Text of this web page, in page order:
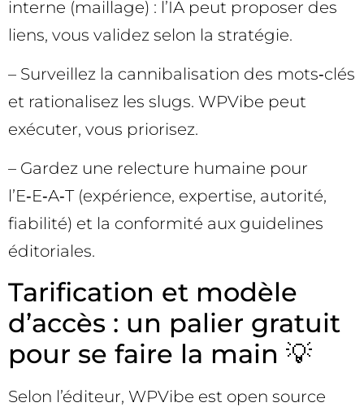
interne (maillage) : l’IA peut proposer des
liens, vous validez selon la stratégie.
– Surveillez la cannibalisation des mots‑clés
et rationalisez les slugs. WPVibe peut
exécuter, vous priorisez.
– Gardez une relecture humaine pour
l’E‑E‑A‑T (expérience, expertise, autorité,
fiabilité) et la conformité aux guidelines
éditoriales.
Tarification et modèle
d’accès : un palier gratuit
pour se faire la main 💡
Selon l’éditeur, WPVibe est open source